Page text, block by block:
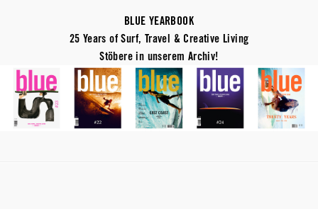
BLUE YEARBOOK
25 Years of Surf, Travel & Creative Living
Stöbere in unserem Archiv!